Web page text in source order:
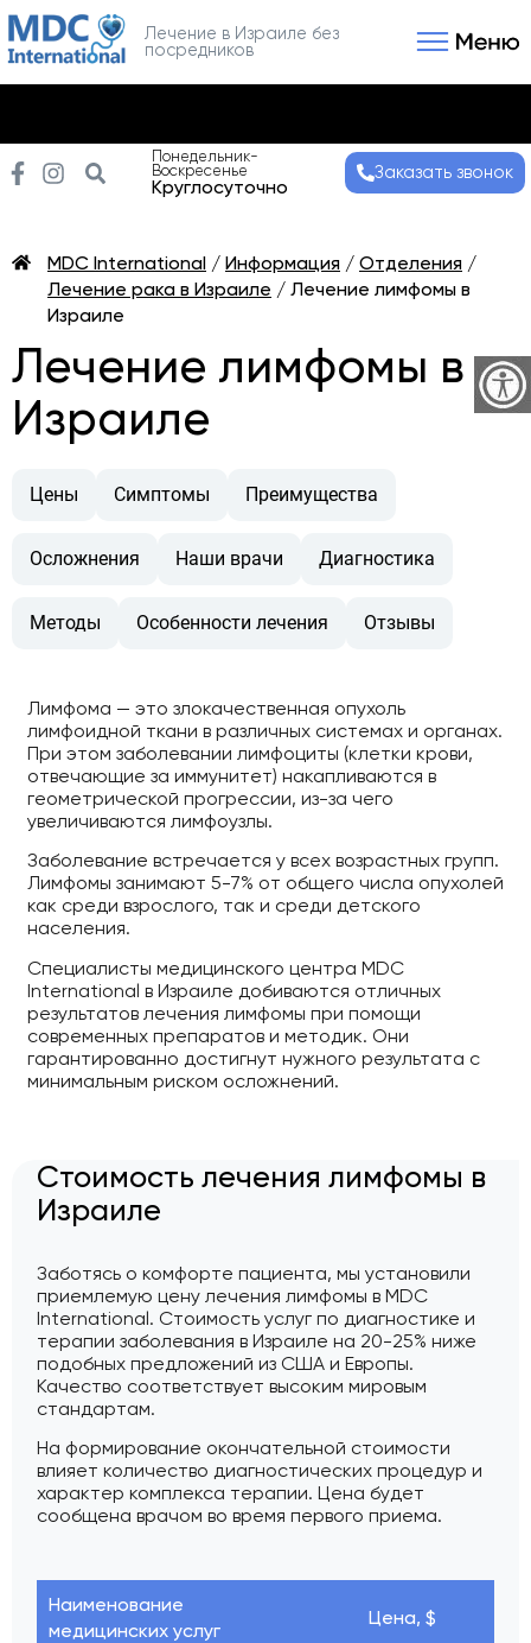
Лечение в Израиле без
посредников
Понедельник-
Воскресенье
Круглосуточно
Заказать звонок
MDC International / Информация / Отделения /
Лечение рака в Израиле / Лечение лимфомы в
Израиле
Лечение лимфомы в
Израиле
Цены Симптомы Преимущества
Осложнения Наши врачи Диагностика
Методы Особенности лечения Отзывы
Лимфома — это злокачественная опухоль
лимфоидной ткани в различных системах и органах.
При этом заболевании лимфоциты (клетки крови,
отвечающие за иммунитет) накапливаются в
геометрической прогрессии, из-за чего
увеличиваются лимфоузлы.
Заболевание встречается у всех возрастных групп.
Лимфомы занимают 5-7% от общего числа опухолей
как среди взрослого, так и среди детского
населения.
Специалисты медицинского центра MDC
International в Израиле добиваются отличных
результатов лечения лимфомы при помощи
современных препаратов и методик. Они
гарантированно достигнут нужного результата с
минимальным риском осложнений.
Стоимость лечения лимфомы в
Израиле
Заботясь о комфорте пациента, мы установили
приемлемую цену лечения лимфомы в MDC
International. Стоимость услуг по диагностике и
терапии заболевания в Израиле на 20-25% ниже
подобных предложений из США и Европы.
Качество соответствует высоким мировым
стандартам.
На формирование окончательной стоимости
влияет количество диагностических процедур и
характер комплекса терапии. Цена будет
сообщена врачом во время первого приема.
Наименование
медицинских услуг
Цена, $